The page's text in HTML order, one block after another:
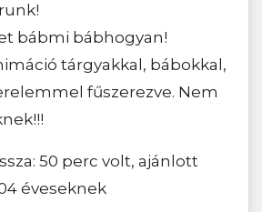
bábmi bábhogyan!
áció tárgyakkal, bábokkal,
fűszerezve. Nem
50 perc volt, ajánlott
éveseknek